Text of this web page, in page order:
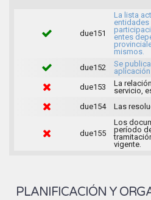
due151
La lista
entidades
entes
mismos.
due152
Se
aplicación
due153
La
servicio,
due154
Las
due155
Los
período
vigente.
PLANIFICACIÓN Y